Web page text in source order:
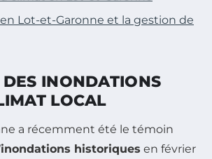
Lot-et-Garonne et la gestion de
DES INONDATIONS
LOCAL
a récemment été le témoin
historiques en février